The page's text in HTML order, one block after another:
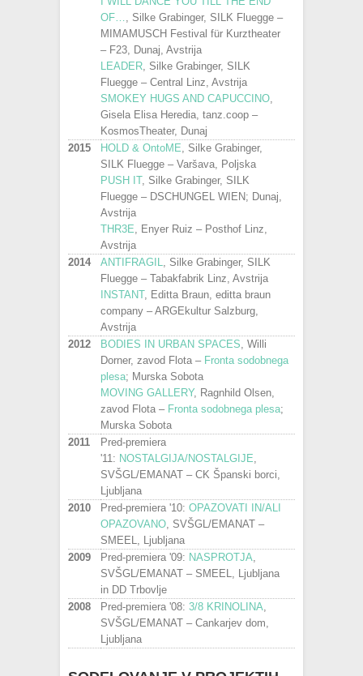
OF…
, Silke Grabinger, SILK Fluegge –
MIMAMUSCH Festival für Kurztheater
– F23, Dunaj, Avstrija
LEADER , Silke Grabinger, SILK
Fluegge – Central Linz, Avstrija
SMOKEY HUGS AND CAPUCCINO
Gisela Elisa Heredia, tanz.coop –
KosmosTheater, Dunaj
2015
HOLD & OntoME , Silke Grabinger,
SILK Fluegge – Varšava, Poljska
PUSH IT, Silke Grabinger, SILK
Fluegge – DSCHUNGEL WIEN; Dunaj,
Avstrija
THR3E , Enyer Ruiz – Posthof Linz,
Avstrija
2014
ANTIFRAGIL
, Silke Grabinger, SILK
Fluegge – Tabakfabrik Linz, Avstrija
INSTANT, Editta Braun, editta braun
company – ARGEkultur Salzburg,
Avstrija
2012
BODIES IN URBAN SPACES , Willi
Dorner, zavod Flota – Fronta sodobnega
plesa; Murska Sobota
MOVING GALLERY, Ragnhild Olsen,
zavod Flota – Fronta sodobnega plesa;
Murska Sobota
2011
Pred-premiera
'11: NOSTALGIJA/NOSTALGIJE
SVŠGL/EMANAT – CK Španski borci,
Ljubljana
2010
Pred-premiera '10: OPAZOVATI IN/ALI
OPAZOVANO , SVŠGL/EMANAT –
SMEEL, Ljubljana
2009
Pred-premiera '09: NASPROTJA
SVŠGL/EMANAT – SMEEL, Ljubljana
in DD Trbovlje
2008
Pred-premiera '08: 3/8 KRINOLINA
SVŠGL/EMANAT – Cankarjev dom,
Ljubljana